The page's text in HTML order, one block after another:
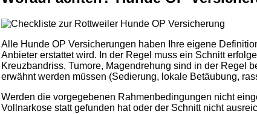
Alle Hunde OP Versicherungen haben Ihre eigene
Anbieter erstattet wird. In der Regel muss ein Schnitt
Kreuzbandriss, Tumore, Magendrehung sind in der Regel
erwähnt werden müssen (Sedierung, lokale Betäubung,
Werden die vorgegebenen Rahmenbedingungen nicht
Vollnarkose statt gefunden hat oder der Schnitt nicht